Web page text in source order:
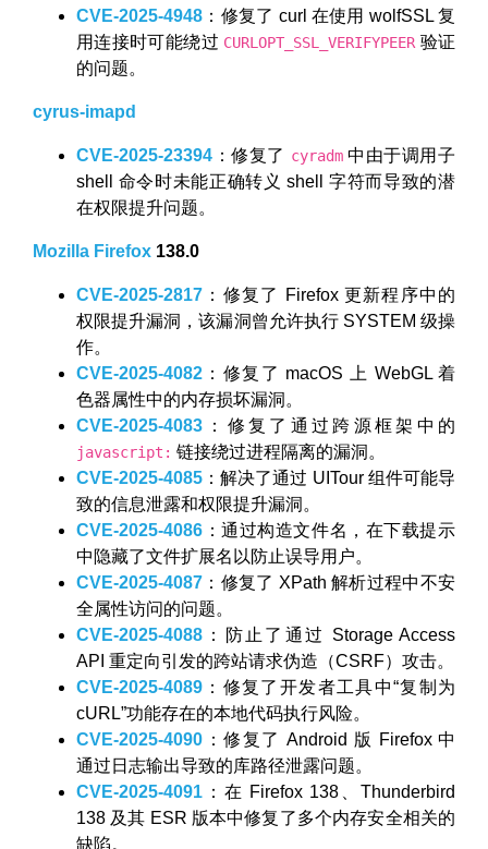
CVE-2025-4948 ：修复了 curl 在使用 wolfSSL 复
用连接时可能绕过 CURLOPT_SSL_VERIFYPEER 验证
的问题。
cyrus-imapd
CVE-2025-23394 ：修复了 cyradm中由于调用子
shell 命令时未能正确转义 shell 字符而导致的潜
在权限提升问题。
Mozilla Firefox 138.0
CVE-2025-2817 ：修复了 Firefox 更新程序中的
权限提升漏洞，该漏洞曾允许执行 SYSTEM 级操
作。
CVE-2025-4082 ：修复了 macOS 上 WebGL 着
色器属性中的内存损坏漏洞。
CVE-2025-4083 ：修复了通过跨源框架中的
javascript: 链接绕过进程隔离的漏洞。
CVE-2025-4085 ：解决了通过 UITour 组件可能导
致的信息泄露和权限提升漏洞。
CVE-2025-4086 ：通过构造文件名，在下载提示
中隐藏了文件扩展名以防止误导用户。
CVE-2025-4087 ：修复了 XPath 解析过程中不安
全属性访问的问题。
CVE-2025-4088 ：防止了通过 Storage Access
API 重定向引发的跨站请求伪造（CSRF）攻击。
CVE-2025-4089 ：修复了开发者工具中“复制为
cURL”功能存在的本地代码执行风险。
CVE-2025-4090 ：修复了 Android 版 Firefox 中
通过日志输出导致的库路径泄露问题。
CVE-2025-4091 ：在 Firefox 138、Thunderbird
138 及其 ESR 版本中修复了多个内存安全相关的
缺陷。